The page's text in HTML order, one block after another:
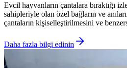
Evcil hayvanların çantalara bıraktığı
sahipleriyle olan özel bağların ve
çantaların kişiselleştirilmesini ve
Daha fazla bilgi edinin